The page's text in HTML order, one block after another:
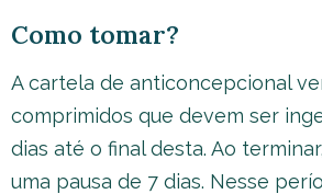
Como tomar?
A cartela de anticoncepcional
comprimidos que devem ser
dias até o final desta. Ao
uma pausa de 7 dias. Nesse